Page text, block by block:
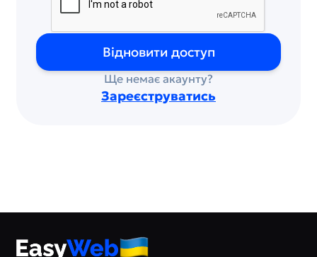
Відновити доступ
Ще немає акаунту?
Зареєструватись